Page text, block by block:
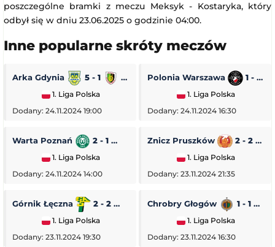
poszczególne bramki z meczu Meksyk - Kostaryka, który
odbył się w dniu 23.06.2025 o godzinie 04:00.
Inne popularne skróty meczów
Arka Gdynia 5 - 1
1. Liga Polska
Dodany: 24.11.2024 19:00
Polonia Warszawa 1 - 0
1. Liga Polska
Dodany: 24.11.2024 16:30
Warta Poznań 2 - 1 Pogoń Siedlce
1. Liga Polska
Dodany: 24.11.2024 14:00
Znicz Pruszków 2 - 2
1. Liga Polska
Dodany: 23.11.2024 21:35
Górnik Łęczna 2 - 2 GKS Tychy
1. Liga Polska
Dodany: 23.11.2024 19:30
Chrobry Głogów 1 - 1
1. Liga Polska
Dodany: 23.11.2024 16:30